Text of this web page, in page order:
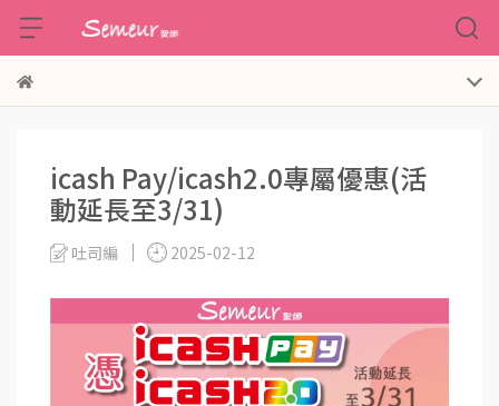
icash Pay/icash2.0專屬優惠(活
動延長至3/31)
吐司編 2025-02-12